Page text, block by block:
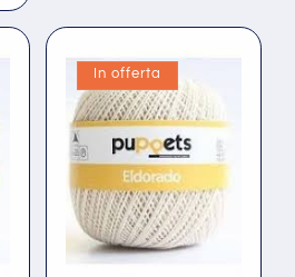
In offerta